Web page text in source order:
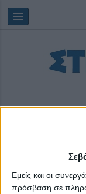
Εμείς και οι
πρόσβαση σε